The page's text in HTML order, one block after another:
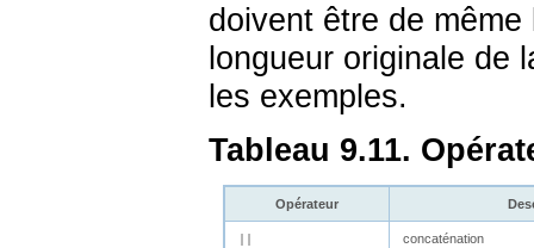
doivent être de
longueur originale de
les exemples.
Tableau 9.11.
Opérateur
concaténation